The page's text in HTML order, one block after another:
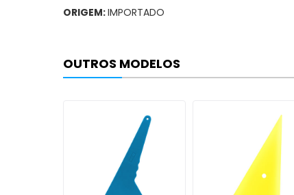
ORIGEM:IMPORTADO
OUTROS MODELOS